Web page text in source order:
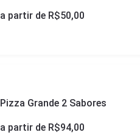
a partir de R$50,00
Pizza Grande 2 Sabores
a partir de R$94,00